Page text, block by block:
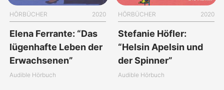
HÖRBÜCHER 2020
Elena Ferrante: “Das
lügenhafte Leben der
Erwachsenen”
Audible Hörbuch
HÖRBÜCHER 2020
Stefanie Höfler:
“Helsin Apelsin und
der Spinner”
Audible Hörbuch